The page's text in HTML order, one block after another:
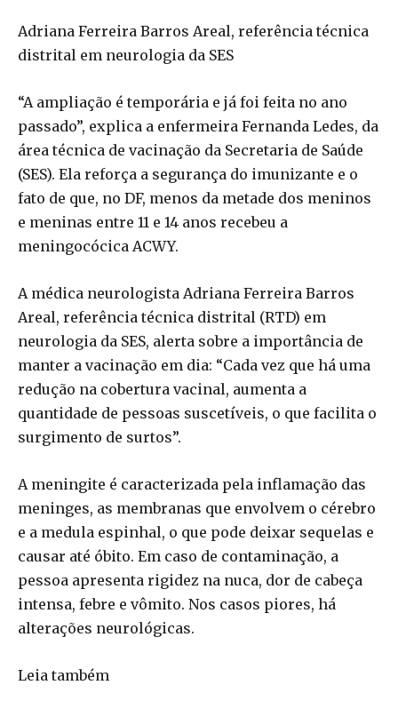
Adriana Ferreira Barros Areal, referência técnica
distrital em neurologia da SES
“A ampliação é temporária e já foi feita no ano
passado”, explica a enfermeira Fernanda Ledes, da
área técnica de vacinação da Secretaria de Saúde
(SES). Ela reforça a segurança do imunizante e o
fato de que, no DF, menos da metade dos meninos
e meninas entre 11 e 14 anos recebeu a
meningocócica ACWY.
A médica neurologista Adriana Ferreira Barros
Areal, referência técnica distrital (RTD) em
neurologia da SES, alerta sobre a importância de
manter a vacinação em dia: “Cada vez que há uma
redução na cobertura vacinal, aumenta a
quantidade de pessoas suscetíveis, o que facilita o
surgimento de surtos”.
A meningite é caracterizada pela inflamação das
meninges, as membranas que envolvem o cérebro
e a medula espinhal, o que pode deixar sequelas e
causar até óbito. Em caso de contaminação, a
pessoa apresenta rigidez na nuca, dor de cabeça
intensa, febre e vômito. Nos casos piores, há
alterações neurológicas.
Leia também